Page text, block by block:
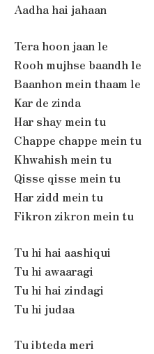
Aadha hai jahaan
Tera hoon jaan le
Rooh mujhse baandh le
Baanhon mein thaam le
Kar de zinda
Har shay mein tu
Chappe chappe mein tu
Khwahish mein tu
Qisse qisse mein tu
Har zidd mein tu
Fikron zikron mein tu
Tu hi hai aashiqui
Tu hi awaaragi
Tu hi hai zindagi
Tu hi judaa
Tu ibteda meri